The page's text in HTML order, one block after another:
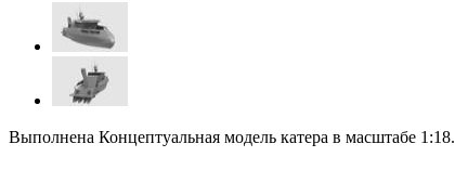
Выполнена Концептуальная модель катера в масштабе 1:18.